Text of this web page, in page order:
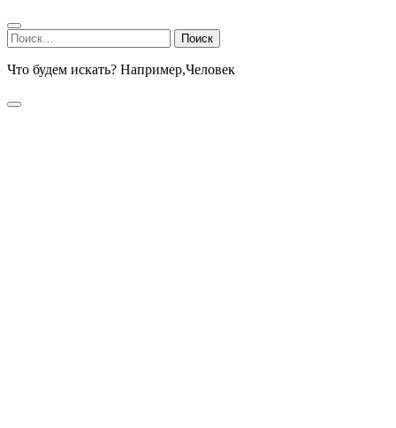
Найти:
Что будем искать? Например,Человек